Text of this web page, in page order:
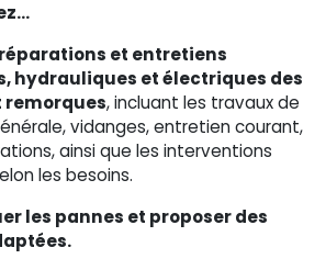
et entretiens
hydrauliques et électriques des
remorques, incluant les travaux de
vidanges, entretien courant,
ainsi que les interventions
les besoins.
les pannes et proposer des